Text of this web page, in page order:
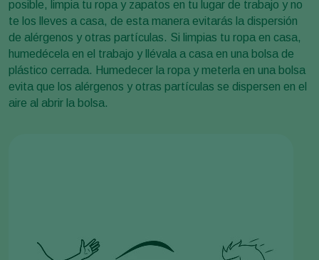
posible, limpia tu ropa y zapatos en tu lugar de trabajo y no
te los lleves a casa, de esta manera evitarás la dispersión
de alérgenos y otras partículas. Si limpias tu ropa en casa,
humedécela en el trabajo y llévala a casa en una bolsa de
plástico cerrada. Humedecer la ropa y meterla en una bolsa
evita que los alérgenos y otras partículas se dispersen en el
aire al abrir la bolsa.